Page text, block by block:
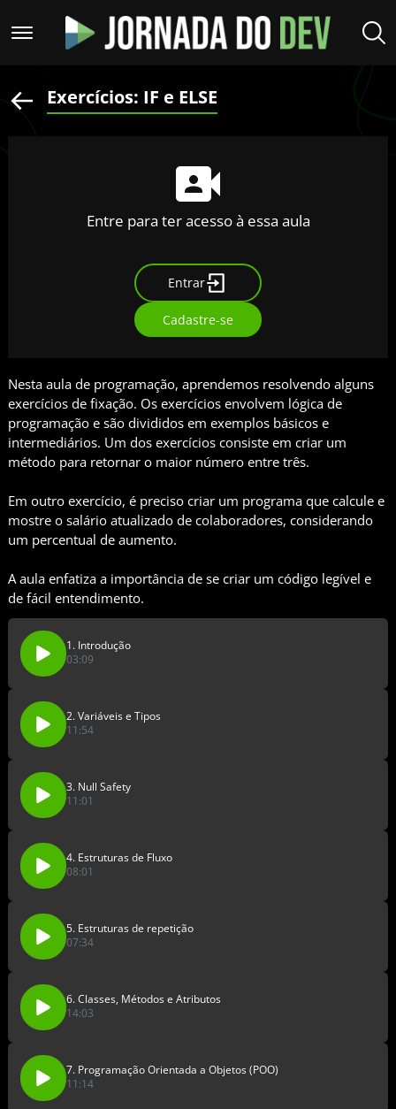
Exercícios: IF e ELSE
Entre para ter acesso à essa aula
Entrar
Cadastre-se
Nesta aula de programação, aprendemos resolvendo alguns
exercícios de fixação. Os exercícios envolvem lógica de
programação e são divididos em exemplos básicos e
intermediários. Um dos exercícios consiste em criar um
método para retornar o maior número entre três.
Em outro exercício, é preciso criar um programa que calcule e
mostre o salário atualizado de colaboradores, considerando
um percentual de aumento.
A aula enfatiza a importância de se criar um código legível e
de fácil entendimento.
1. Introdução
03:09
2. Variáveis e Tipos
11:54
3. Null Safety
11:01
4. Estruturas de Fluxo
08:01
5. Estruturas de repetição
07:34
6. Classes, Métodos e Atributos
14:03
7. Programação Orientada a Objetos (POO)
11:14